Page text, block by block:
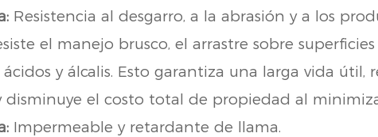
Resistencia al desgarro, a la abrasión y a los
el manejo brusco, el arrastre sobre superficies
y álcalis. Esto garantiza una larga vida útil,
disminuye el costo total de propiedad al
Impermeable y retardante de llama.